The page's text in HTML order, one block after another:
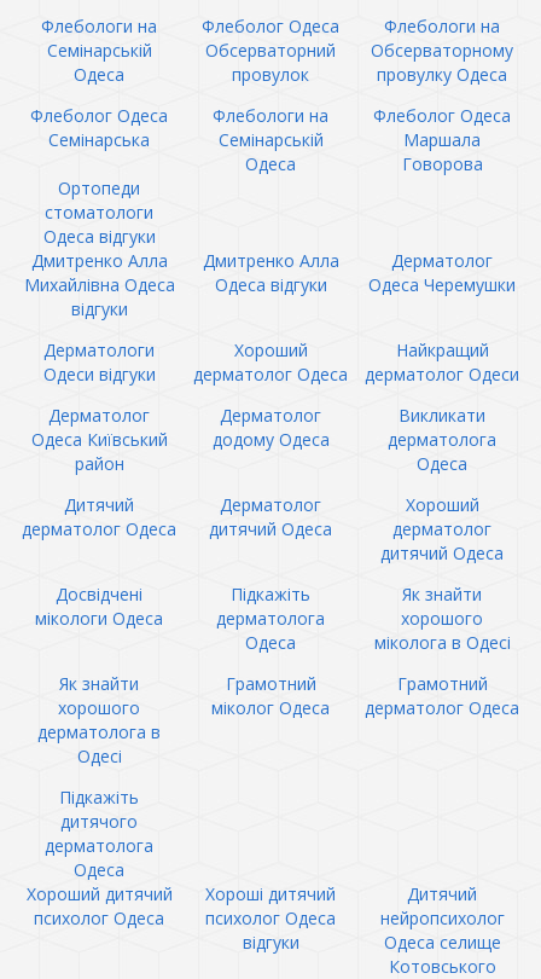
Флебологи на
Семінарській
Одеса
Флеболог Одеса
Обсерваторний
провулок
Флебологи на
Обсерваторному
провулку Одеса
Флеболог Одеса
Семінарська
Флебологи на
Семінарській
Одеса
Флеболог Одеса
Маршала
Говорова
Ортопеди
стоматологи
Одеса відгуки
Дмитренко Алла
Михайлівна Одеса
відгуки
Дмитренко Алла
Одеса відгуки
Дерматолог
Одеса Черемушки
Дерматологи
Одеси відгуки
Хороший
дерматолог Одеса
Найкращий
дерматолог Одеси
Дерматолог
Одеса Київський
район
Дерматолог
додому Одеса
Викликати
дерматолога
Одеса
Дитячий
дерматолог Одеса
Дерматолог
дитячий Одеса
Хороший
дерматолог
дитячий Одеса
Досвідчені
мікологи Одеса
Підкажіть
дерматолога
Одеса
Як знайти
хорошого
міколога в Одесі
Як знайти
хорошого
дерматолога в
Одесі
Грамотний
міколог Одеса
Грамотний
дерматолог Одеса
Підкажіть
дитячого
дерматолога
Одеса
Хороший дитячий
психолог Одеса
Хороші дитячий
психолог Одеса
відгуки
Дитячий
нейропсихолог
Одеса селище
Котовського